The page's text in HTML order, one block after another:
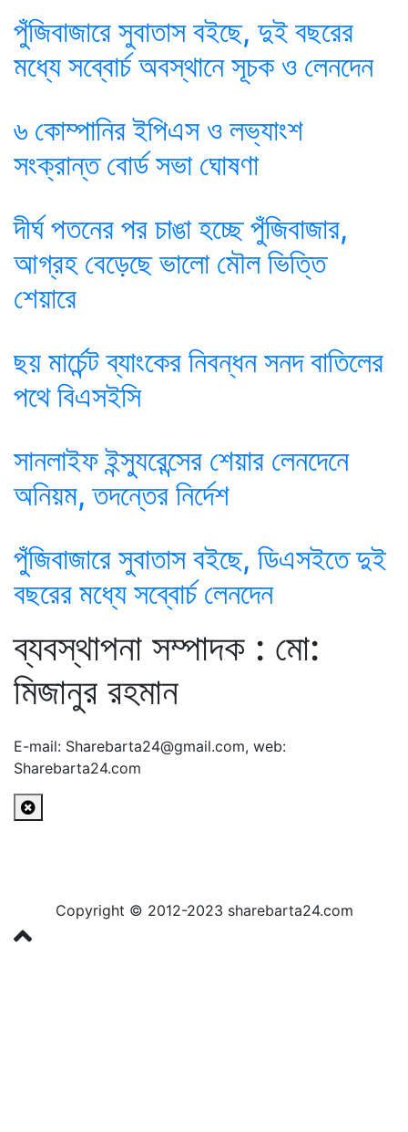
পুঁজিবাজারে সুবাতাস বইছে, দুই বছরের
মধ্যে সব্বোর্চ অবস্থানে সূচক ও লেনদেন
৬ কোম্পানির ইপিএস ও লভ্যাংশ
সংক্রান্ত বোর্ড সভা ঘোষণা
দীর্ঘ পতনের পর চাঙা হচ্ছে পুঁজিবাজার,
আগ্রহ বেড়েছে ভালো মৌল ভিত্তি
শেয়ারে
ছয় মার্চেন্ট ব্যাংকের নিবন্ধন সনদ বাতিলের
পথে বিএসইসি
সানলাইফ ইন্স্যুরেন্সের শেয়ার লেনদেনে
অনিয়ম, তদন্তের নির্দেশ
পুঁজিবাজারে সুবাতাস বইছে, ডিএসইতে দুই
বছরের মধ্যে সব্বোর্চ লেনদেন
ব্যবস্থাপনা সম্পাদক : মো:
মিজানুর রহমান
E-mail: Sharebarta24@gmail.com, web:
Sharebarta24.com
Copyright © 2012-2023 sharebarta24.com